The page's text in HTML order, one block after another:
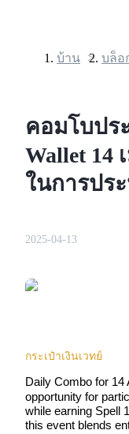
ฟิวเจอร์ส
บ้าน > บล็อ
คอมโบปร
Wallet 14
ในการปร
2025-04-13
กระเป๋าเงินเวทย์
Daily Combo for 14
opportunity for
while earning Spell
this event blends